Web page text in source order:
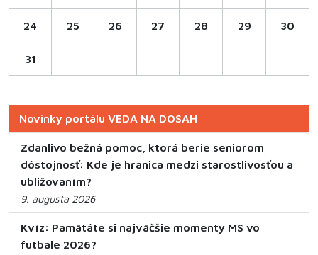
24 25 26 27 28 29 30
31
Novinky portálu VEDA NA DOSAH
Zdanlivo bežná pomoc, ktorá berie seniorom
dôstojnosť: Kde je hranica medzi starostlivosťou a
ubližovaním?
9. augusta 2026
Kvíz: Pamätáte si najväčšie momenty MS vo
futbale 2026?